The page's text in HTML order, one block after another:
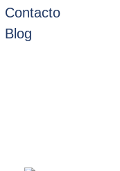
Contacto
Blog